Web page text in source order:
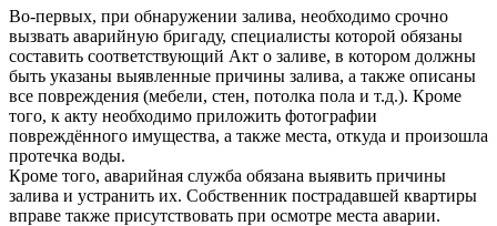
Во-первых, при обнаружении залива, необходимо срочно
вызвать аварийную бригаду, специалисты которой обязаны
составить соответствующий Акт о заливе, в котором должны
быть указаны выявленные причины залива, а также описаны
все повреждения (мебели, стен, потолка пола и т.д.). Кроме
того, к акту необходимо приложить фотографии
повреждённого имущества, а также места, откуда и произошла
протечка воды.
Кроме того, аварийная служба обязана выявить причины
залива и устранить их. Собственник пострадавшей квартиры
вправе также присутствовать при осмотре места аварии.